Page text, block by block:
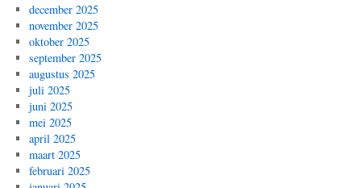
december 2025
november 2025
oktober 2025
september 2025
augustus 2025
juli 2025
juni 2025
mei 2025
april 2025
maart 2025
februari 2025